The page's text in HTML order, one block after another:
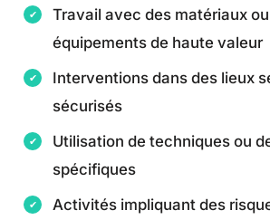
Travail avec des matériaux
équipements de haute valeur
Interventions dans des lieux
sécurisés
Utilisation de techniques ou
spécifiques
Activités impliquant des